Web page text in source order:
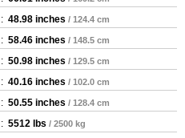
48.98 inches / 124.4 cm
58.46 inches / 148.5 cm
50.98 inches / 129.5 cm
40.16 inches / 102.0 cm
50.55 inches / 128.4 cm
5512 lbs / 2500 kg